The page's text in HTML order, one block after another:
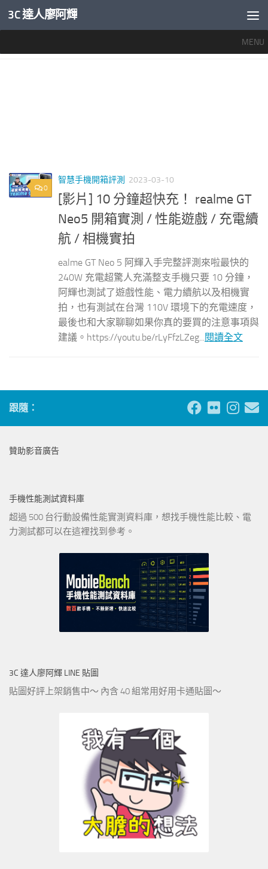
內文下方
3C 達人廖阿輝
MENU
0
智慧手機開箱評測 2023-03-10
[影片] 10 分鐘超快充！ realme GT
Neo5 開箱實測 / 性能遊戲 / 充電續
航 / 相機實拍
ealme GT Neo 5 阿輝入手完整評測來啦最快的
240W 充電超驚人充滿整支手機只要 10 分鐘，
阿輝也測試了遊戲性能、電力續航以及相機實
拍，也有測試在台灣 110V 環境下的充電速度，
最後也和大家聊聊如果你真的要買的注意事項與
建議。https://youtu.be/rLyFfzLZeg...閱讀全文
跟隨：
贊助影音廣告
手機性能測試資料庫
超過 500 台行動設備性能實測資料庫，想找手機性能比較、電
力測試都可以在這裡找到參考。
3C 達人廖阿輝 LINE 貼圖
貼圖好評上架銷售中～ 內含 40 組常用好用卡通貼圖～